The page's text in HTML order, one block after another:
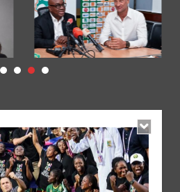
: ELLES ONT BRISÉ LE SIGNE